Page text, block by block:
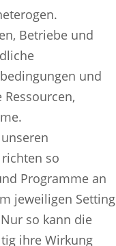
Betriebe und
und
so
Programme an
jeweiligen Setting
so kann die
ihre Wirkung